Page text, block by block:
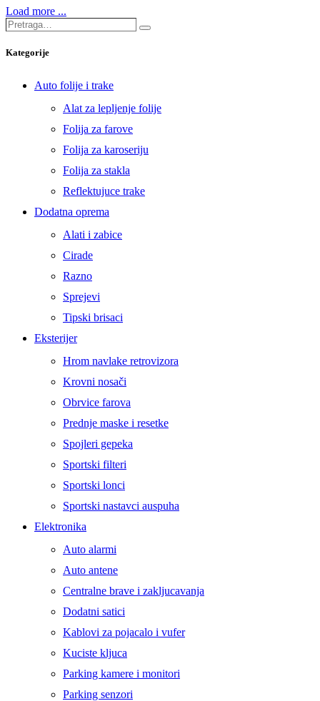
Load more ...
Pretraga…
Search
Kategorije
Auto folije i trake
Alat za lepljenje folije
Folija za farove
Folija za karoseriju
Folija za stakla
Reflektujuce trake
Dodatna oprema
Alati i zabice
Cirade
Razno
Sprejevi
Tipski brisaci
Eksterijer
Hrom navlake retrovizora
Krovni nosači
Obrvice farova
Prednje maske i resetke
Spojleri gepeka
Sportski filteri
Sportski lonci
Sportski nastavci auspuha
Elektronika
Auto alarmi
Auto antene
Centralne brave i zakljucavanja
Dodatni satici
Kablovi za pojacalo i vufer
Kuciste kljuca
Parking kamere i monitori
Parking senzori